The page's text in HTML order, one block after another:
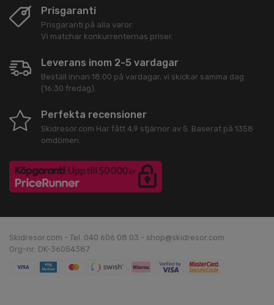
Prisgaranti
Prisgaranti på alla varor.
Vi matchar konkurrenternas priser.
Leverans inom 2-5 vardagar
Beställ innan 18:00 på vardagar, vi skickar samma dag
(16:30 fredag).
Perfekta recensioner
Skidresor.com Har fått 4,9 stjärnor av 5 . Baserat på 1358
omdömen.
Skidresor.com - Tel. 040 606 08 03 - shop@skidresor.com
Org-nr: DK-36054387